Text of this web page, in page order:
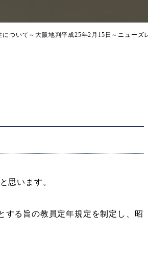
について ～大阪地判平成25年2月15日～ ニューズ
思います。
する旨の教員定年規定を制定し、昭